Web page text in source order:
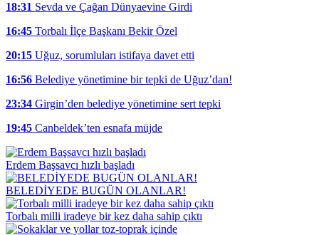
18:31 Sevda ve Çağan Dünyaevine Girdi
16:45 Torbalı İlçe Başkanı Bekir Özel
20:15 Uğuz, sorumluları istifaya davet etti
16:56 Belediye yönetimine bir tepki de Uğuz’dan!
23:34 Girgin’den belediye yönetimine sert tepki
19:45 Canbeldek’ten esnafa müjde
Erdem Başsavcı hızlı başladı
BELEDİYEDE BUGÜN OLANLAR!
Torbalı milli iradeye bir kez daha sahip çıktı